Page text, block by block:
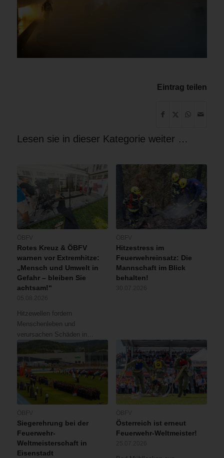
Eintrag teilen
Lesen sie in dieser Kategorie weiter …
Rotes Kreuz & ÖBFV
warnen vor Extremhitze:
„Mensch und Umwelt in
Gefahr – bleiben Sie
achtsam!“
Hitzewellen fordern
Menschenleben und
verursachen Schäden in…
Hitzestress im
Feuerwehreinsatz: Die
Mannschaft im Blick
behalten!
Siegerehrung bei der
Feuerwehr-
Weltmeisterschaft in
Eisenstadt
Österreich ist erneut
Feuerwehr-Weltmeister!